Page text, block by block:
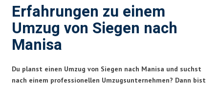
Erfahrungen zu einem
Umzug von Siegen nach
Manisa
Du planst einen Umzug von Siegen nach Manisa und suchst
nach einem professionellen Umzugsunternehmen? Dann bist